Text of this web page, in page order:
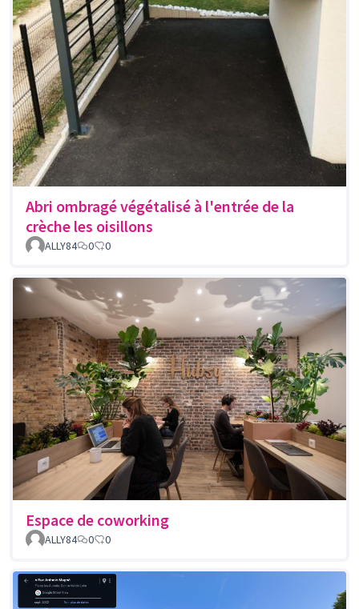
Abri ombragé végétalisé à l'entrée de la
crèche les oisillons
ALLY84 0 0
Espace de coworking
ALLY84 0 0